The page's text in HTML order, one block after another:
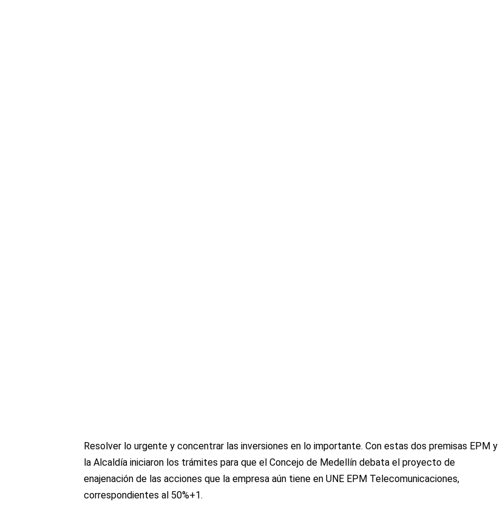
Resolver lo urgente y concentrar las inversiones en lo importante. Con estas dos premisas EPM y
la Alcaldía iniciaron los trámites para que el Concejo de Medellín debata el proyecto de
enajenación de las acciones que la empresa aún tiene en UNE EPM Telecomunicaciones,
correspondientes al 50%+1.